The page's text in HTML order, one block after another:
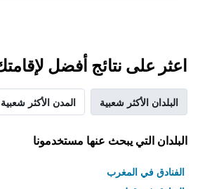
اعثر على نتائج أفضل
البلدان الأكثر شعبية المدن الأكثر شعبية
البلدان التي يبحث عنها مستخدمونا
الفنادق في المغرب